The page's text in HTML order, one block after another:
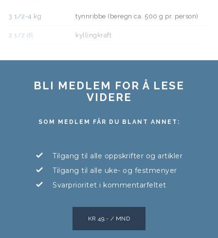
3 1/2-4 kg tynnribbe (beregn ca. 500 g pr. person)
2 1/2 dl kyllingkraft
BLI MEDLEM FOR Å LESE
VIDERE
SOM MEDLEM FÅR DU BLANT ANNET:
Tilgang til alle oppskrifter og artikler
Tilgang til alle uke- og festmenyer
Svarprioritet i kommentarfeltet
KR 49,- / MND